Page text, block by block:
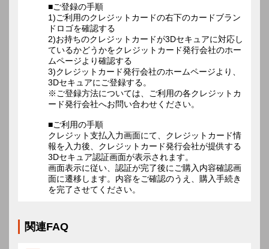
■ご登録の手順
1)ご利用のクレジットカードの右下のカードブラン
ドロゴを確認する
2)お持ちのクレジットカードが3Dセキュアに対応し
ているかどうかをクレジットカード発行会社のホー
ムページより確認する
3)クレジットカード発行会社のホームページより、
3Dセキュアにご登録する。
※ご登録方法については、ご利用の各クレジットカ
ード発行会社へお問い合わせください。
■ご利用の手順
クレジット支払入力画面にて、クレジットカード情
報を入力後、クレジットカード発行会社が提供する
3Dセキュア認証画面が表示されます。
画面表示に従い、認証が完了後にご購入内容確認画
面に遷移します。内容をご確認のうえ、購入手続き
を完了させてください。
関連FAQ